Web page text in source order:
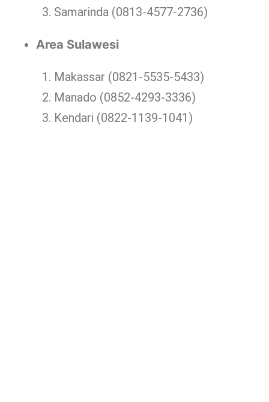
Samarinda (0813-4577-2736)
Area Sulawesi
Makassar (0821-5535-5433)
Manado (0852-4293-3336)
Kendari (0822-1139-1041)